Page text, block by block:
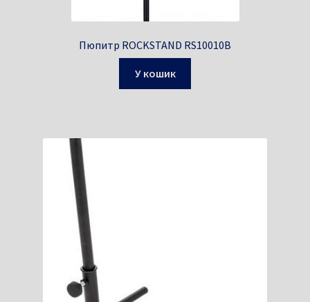
Пюпитр ROCKSTAND RS10010B
У кошик